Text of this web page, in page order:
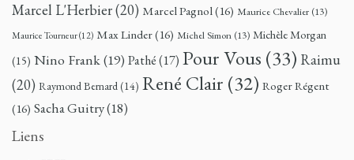
Marcel L'Herbier(20) Marcel Pagnol(16) Maurice Chevalier (13)
Maurice Tourneur(12) Max Linder(16) Michel Simon (13) Michèle Morgan
(15) Nino Frank(19) Pathé(17) Pour Vous (33) Raimu
(20) Raymond Bernard(14) René Clair (32) Roger Régent
(16) Sacha Guitry(18)
Liens